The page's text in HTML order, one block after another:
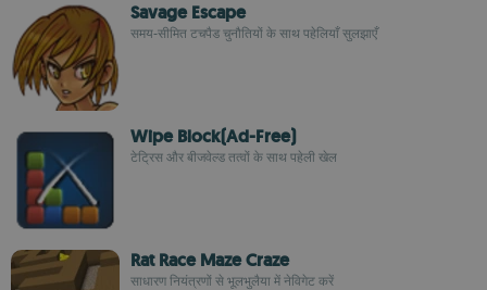
Savage Escape
समय-सीमित टचपैड चुनौतियों के साथ पहेलियाँ सुलझाएँ
Wipe Block(Ad-Free)
टेट्रिस और बीजवेल्ड तत्वों के साथ पहेली खेल
Rat Race Maze Craze
साधारण नियंत्रणों से भूलभुलैया में नेविगेट करें